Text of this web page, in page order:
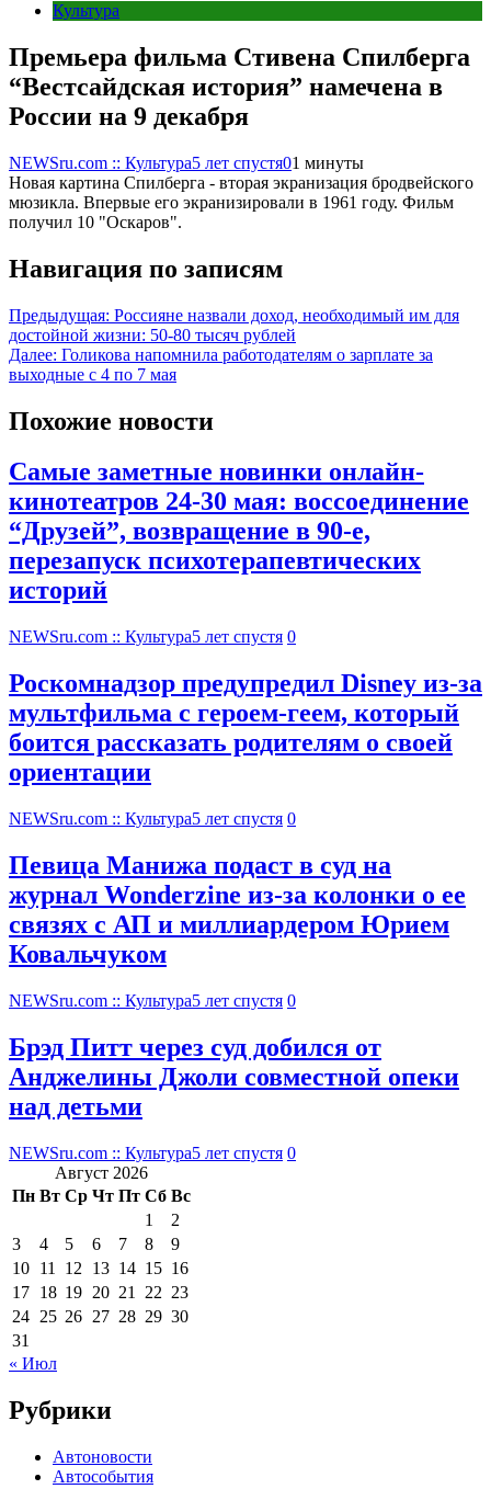
Культура
Премьера фильма Стивена Спилберга
“‎Вестсайдская история” намечена в
России на 9 декабря
NEWSru.com :: Культура5 лет спустя01 минуты
Новая картина Спилберга - вторая экранизация бродвейского
мюзикла. Впервые его экранизировали в 1961 году. Фильм
получил 10 "‎Оскаров".
Навигация по записям
Предыдущая: Россияне назвали доход, необходимый им для
достойной жизни: 50-80 тысяч рублей
Далее: Голикова напомнила работодателям о зарплате за
выходные с 4 по 7 мая
Похожие новости
Самые заметные новинки онлайн-
кинотеатров 24-30 мая: воссоединение
“Друзей”, возвращение в 90-е,
перезапуск психотерапевтических
историй
NEWSru.com :: Культура5 лет спустя 0
Роскомнадзор предупредил Disney из-за
мультфильма c героем-геем, который
боится рассказать родителям о своей
ориентации
NEWSru.com :: Культура5 лет спустя 0
Певица Манижа подаст в суд на
журнал Wonderzine из-за колонки о ее
связях с АП и миллиардером Юрием
Ковальчуком
NEWSru.com :: Культура5 лет спустя 0
Брэд Питт через суд добился от
Анджелины Джоли совместной опеки
над детьми
NEWSru.com :: Культура5 лет спустя 0
Август 2026
Пн Вт Ср Чт Пт Сб Вс
1
2
3
4 5 6 7 8
9
10 11 12 13 14 15 16
17 18 19 20 21 22 23
24 25 26 27 28 29 30
31
« Июл
Рубрики
Автоновости
Автособытия